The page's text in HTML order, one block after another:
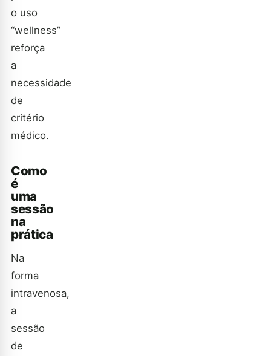
o uso
“wellness”
reforça
a
necessidade
de
critério
médico.
Como
é
uma
sessão
na
prática
Na
forma
intravenosa,
a
sessão
de